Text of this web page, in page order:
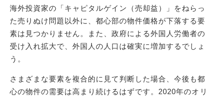
海外投資家の「キャピタルゲイン（売却益）」をねらっ
た売りぬけ問題以外に、都心部の物件価格が下落する要
素は見つかりません。また、政府による外国人労働者の
受け入れ拡大で、外国人の人口は確実に増加するでしょ
う。
さまざまな要素を複合的に見て判断した場合、今後も都
心の物件の需要は高まり続けるはずです。2020年のオリ